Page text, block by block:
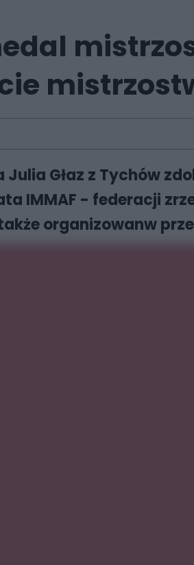
Głaz z Tychów
IMMAF - federacji
organizowanw